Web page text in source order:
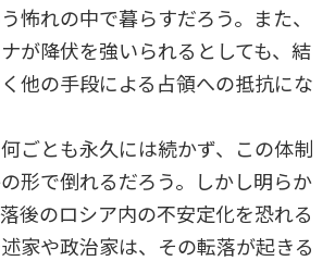
怖れの中で暮らすだろう。また、
が降伏を強いられるとしても、結
他の手段による占領への抵抗にな
ごとも永久には続かず、この体制
形で倒れるだろう。しかし明らか
後のロシア内の不安定化を恐れる
家や政治家は、その転落が起きる